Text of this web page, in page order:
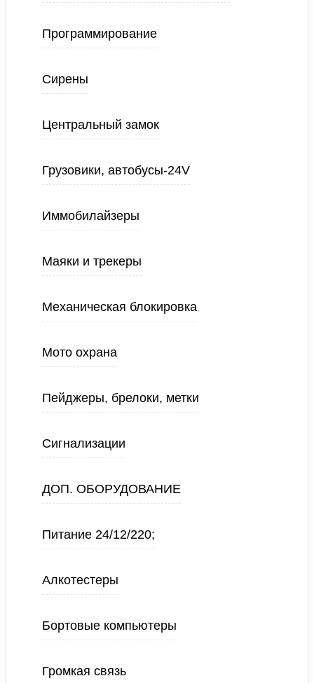
Программирование
Сирены
Центральный замок
Грузовики, автобусы-24V
Иммобилайзеры
Маяки и трекеры
Механическая блокировка
Мото охрана
Пейджеры, брелоки, метки
Сигнализации
ДОП. ОБОРУДОВАНИЕ
Питание 24/12/220;
Алкотестеры
Бортовые компьютеры
Громкая связь